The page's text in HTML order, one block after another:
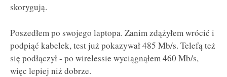
skorygują.
Poszedłem po swojego laptopa. Zanim zdążyłem wrócić i
podpiąć kabelek, test już pokazywał 485 Mb/s. Telefą też
się podłączył - po wirelessie wyciągnąłem 460 Mb/s,
więc lepiej niż dobrze.